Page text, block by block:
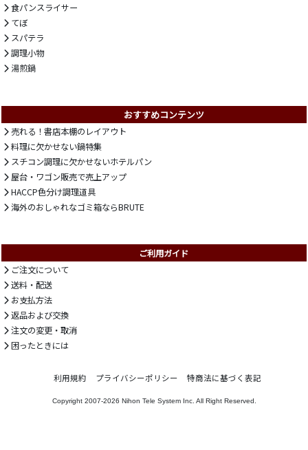
食パンスライサー
てぼ
スパテラ
調理小物
湯煎鍋
おすすめコンテンツ
売れる！書店本棚のレイアウト
料理に欠かせない鍋特集
スチコン調理に欠かせないホテルパン
屋台・ワゴン販売で売上アップ
HACCP色分け調理道具
海外のおしゃれなゴミ箱ならBRUTE
ご利用ガイド
ご注文について
送料・配送
お支払方法
返品および交換
注文の変更・取消
困ったときには
利用規約 プライバシーポリシー 特商法に基づく表記
Copyright 2007-2026 Nihon Tele System Inc. All Right Reserved.